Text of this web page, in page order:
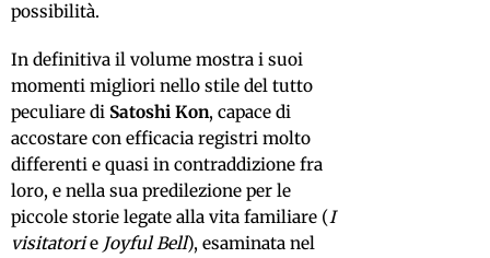
possibilità.
In definitiva il volume mostra i suoi
momenti migliori nello stile del tutto
peculiare di Satoshi Kon, capace di
accostare con efficacia registri molto
differenti e quasi in contraddizione fra
loro, e nella sua predilezione per le
piccole storie legate alla vita familiare (I
visitatorie Joyful Bell), esaminata nel